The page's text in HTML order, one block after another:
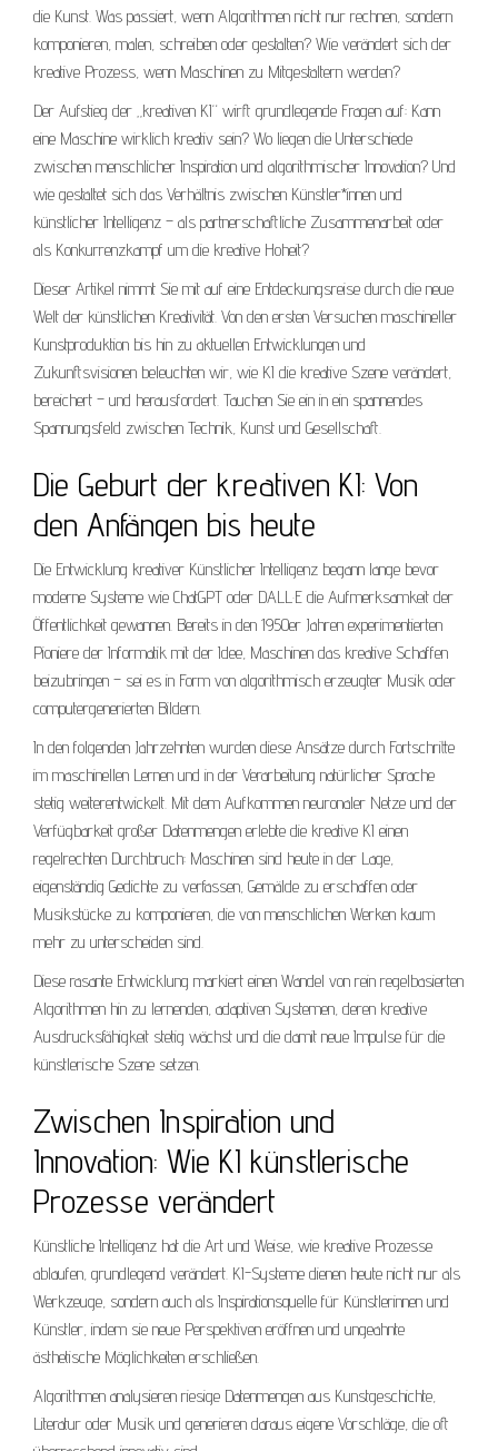
die Kunst. Was passiert, wenn Algorithmen nicht nur rechnen, sondern
komponieren, malen, schreiben oder gestalten? Wie verändert sich der
kreative Prozess, wenn Maschinen zu Mitgestaltern werden?
Der Aufstieg der „kreativen KI“ wirft grundlegende Fragen auf: Kann
eine Maschine wirklich kreativ sein? Wo liegen die Unterschiede
zwischen menschlicher Inspiration und algorithmischer Innovation? Und
wie gestaltet sich das Verhältnis zwischen Künstler*innen und
künstlicher Intelligenz – als partnerschaftliche Zusammenarbeit oder
als Konkurrenzkampf um die kreative Hoheit?
Dieser Artikel nimmt Sie mit auf eine Entdeckungsreise durch die neue
Welt der künstlichen Kreativität. Von den ersten Versuchen maschineller
Kunstproduktion bis hin zu aktuellen Entwicklungen und
Zukunftsvisionen beleuchten wir, wie KI die kreative Szene verändert,
bereichert – und herausfordert. Tauchen Sie ein in ein spannendes
Spannungsfeld zwischen Technik, Kunst und Gesellschaft.
Die Geburt der kreativen KI: Von
den Anfängen bis heute
Die Entwicklung kreativer Künstlicher Intelligenz begann lange bevor
moderne Systeme wie ChatGPT oder DALL·E die Aufmerksamkeit der
Öffentlichkeit gewannen. Bereits in den 1950er Jahren experimentierten
Pioniere der Informatik mit der Idee, Maschinen das kreative Schaffen
beizubringen – sei es in Form von algorithmisch erzeugter Musik oder
computergenerierten Bildern.
In den folgenden Jahrzehnten wurden diese Ansätze durch Fortschritte
im maschinellen Lernen und in der Verarbeitung natürlicher Sprache
stetig weiterentwickelt. Mit dem Aufkommen neuronaler Netze und der
Verfügbarkeit großer Datenmengen erlebte die kreative KI einen
regelrechten Durchbruch: Maschinen sind heute in der Lage,
eigenständig Gedichte zu verfassen, Gemälde zu erschaffen oder
Musikstücke zu komponieren, die von menschlichen Werken kaum
mehr zu unterscheiden sind.
Diese rasante Entwicklung markiert einen Wandel von rein regelbasierten
Algorithmen hin zu lernenden, adaptiven Systemen, deren kreative
Ausdrucksfähigkeit stetig wächst und die damit neue Impulse für die
künstlerische Szene setzen.
Zwischen Inspiration und
Innovation: Wie KI künstlerische
Prozesse verändert
Künstliche Intelligenz hat die Art und Weise, wie kreative Prozesse
ablaufen, grundlegend verändert. KI-Systeme dienen heute nicht nur als
Werkzeuge, sondern auch als Inspirationsquelle für Künstlerinnen und
Künstler, indem sie neue Perspektiven eröffnen und ungeahnte
ästhetische Möglichkeiten erschließen.
Algorithmen analysieren riesige Datenmengen aus Kunstgeschichte,
Literatur oder Musik und generieren daraus eigene Vorschläge, die oft